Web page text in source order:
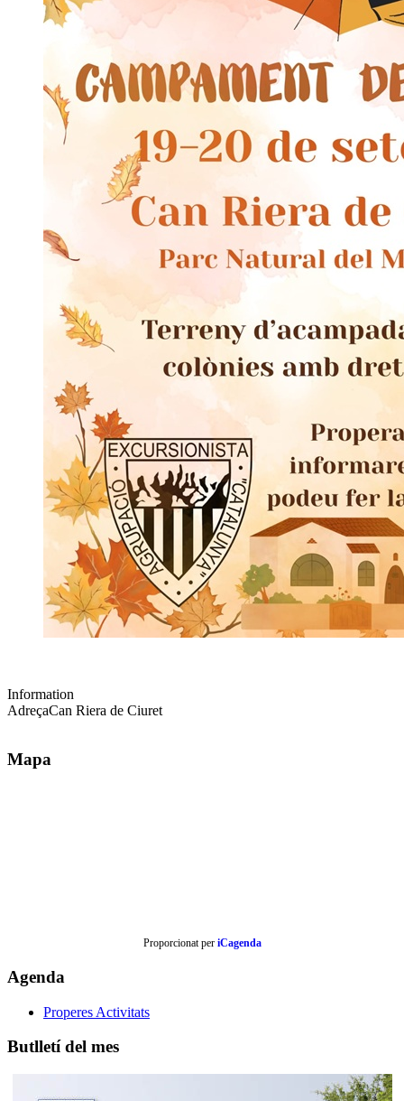
Information
AdreçaCan Riera de Ciuret
Mapa
Proporcionat per iCagenda
Agenda
Properes Activitats
Butlletí del mes